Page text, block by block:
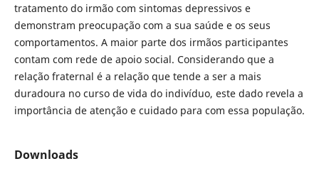
tratamento do irmão com sintomas depressivos e
demonstram preocupação com a sua saúde e os seus
comportamentos. A maior parte dos irmãos participantes
contam com rede de apoio social. Considerando que a
relação fraternal é a relação que tende a ser a mais
duradoura no curso de vida do indivíduo, este dado revela a
importância de atenção e cuidado para com essa população.
Downloads